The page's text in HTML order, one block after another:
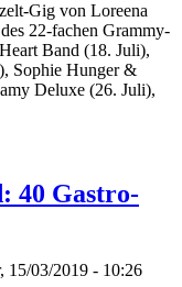
Gig von Loreena
22-fachen Grammy-
Band (18. Juli),
Sophie Hunger &
Deluxe (26. Juli),
40 Gastro-
15/03/2019 - 10:26